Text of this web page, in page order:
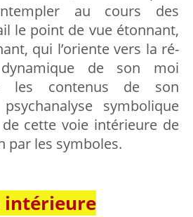
au cours des
le point de vue étonnant,
qui l’oriente vers la ré-
de son moi
les contenus de son
symbolique
de cette voie intérieure de
par les symboles.
intérieure